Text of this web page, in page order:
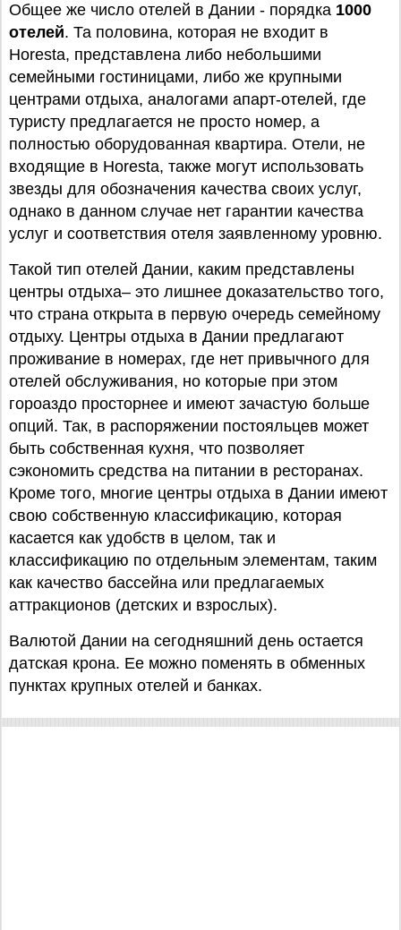
Общее же число отелей в Дании - порядка 1000
отелей. Та половина, которая не входит в
Horesta, представлена либо небольшими
семейными гостиницами, либо же крупными
центрами отдыха, аналогами апарт-отелей, где
туристу предлагается не просто номер, а
полностью оборудованная квартира. Отели, не
входящие в Horesta, также могут использовать
звезды для обозначения качества своих услуг,
однако в данном случае нет гарантии качества
услуг и соответствия отеля заявленному уровню.
Такой тип отелей Дании, каким представлены
центры отдыха– это лишнее доказательство того,
что страна открыта в первую очередь семейному
отдыху. Центры отдыха в Дании предлагают
проживание в номерах, где нет привычного для
отелей обслуживания, но которые при этом
гороаздо просторнее и имеют зачастую больше
опций. Так, в распоряжении постояльцев может
быть собственная кухня, что позволяет
сэкономить средства на питании в ресторанах.
Кроме того, многие центры отдыха в Дании имеют
свою собственную классификацию, которая
касается как удобств в целом, так и
классификацию по отдельным элементам, таким
как качество бассейна или предлагаемых
аттракционов (детских и взрослых).
Валютой Дании на сегодняшний день остается
датская крона. Ее можно поменять в обменных
пунктах крупных отелей и банках.